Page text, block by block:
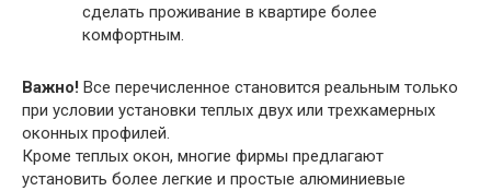
сделать проживание в квартире более
комфортным.
Важно! Все перечисленное становится реальным только
при условии установки теплых двух или трехкамерных
оконных профилей.
Кроме теплых окон, многие фирмы предлагают
установить более легкие и простые алюминиевые